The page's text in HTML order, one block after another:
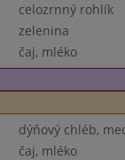
celozrnný rohlík
zelenina
čaj, mléko
dýňový chléb,
čaj, mléko